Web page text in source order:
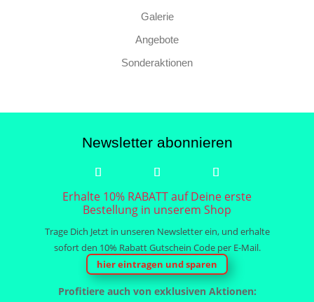
Galerie
Angebote
Sonderaktionen
Newsletter abonnieren
Erhalte 10% RABATT auf Deine erste
Bestellung in unserem Shop
Trage Dich Jetzt in unseren Newsletter ein, und erhalte
sofort den 10% Rabatt Gutschein Code per E-Mail.
hier eintragen und sparen
Profitiere auch von exklusiven Aktionen: